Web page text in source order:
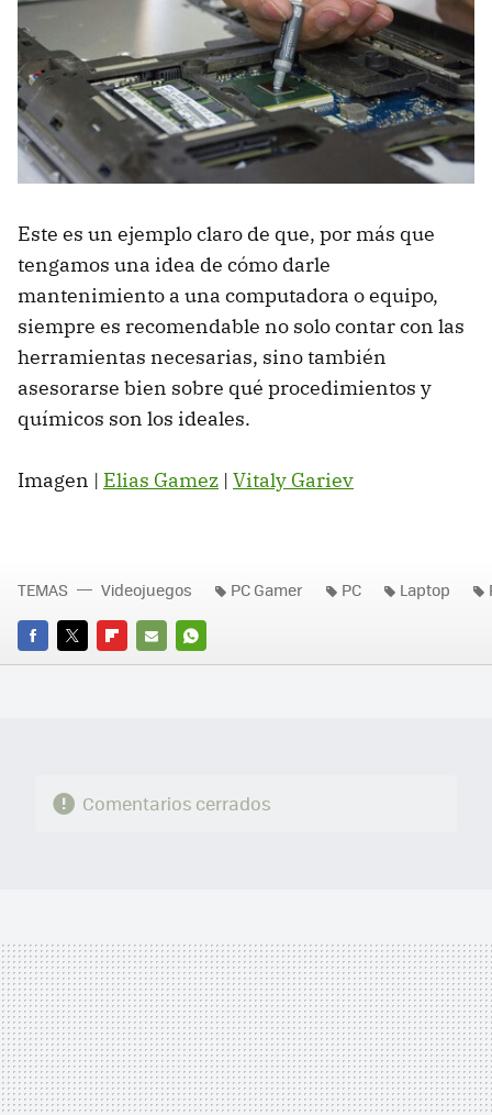
Este es un ejemplo claro de que, por más que
tengamos una idea de cómo darle
mantenimiento a una computadora o equipo,
siempre es recomendable no solo contar con las
herramientas necesarias, sino también
asesorarse bien sobre qué procedimientos y
químicos son los ideales.
Imagen | Elias Gamez | Vitaly Gariev
FACEBOOK
TWITTERFLIPBOARD
E-
WHATSAPP
TEMAS Videojuegos PC Gamer PC Laptop
Comentarios cerrados